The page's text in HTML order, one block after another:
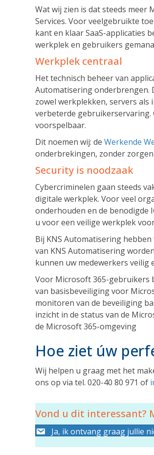
Wat wij zien is dat steeds meer
Services. Voor veelgebruikte
kant en klaar SaaS-applicaties
werkplek en gebruikers
Werkplek centraal
Het technisch beheer van
Automatisering onderbrengen.
zowel werkplekken, servers
verbeterde gebruikerservaring.
voorspelbaar.
Dit noemen wij: de Werkende
onderbrekingen, zonder
Security is noodzaak
Cybercriminelen gaan steeds
digitale werkplek. Voor veel
onderhouden en de benodigde
u voor een veilige werkplek
Bij KNS Automatisering
van KNS Automatisering
kunnen uw medewerkers veilig
Voor Microsoft 365-gebruikers
van basisbeveiliging voor
monitoren van de beveiliging
inzicht in de status van de
de Microsoft 365-omgeving
Hoe ziet úw
Wij helpen u graag met het
ons op via tel. 020-40 80 971 of
Vond u dit interessant?
Ja, ik ontvang graag jullie